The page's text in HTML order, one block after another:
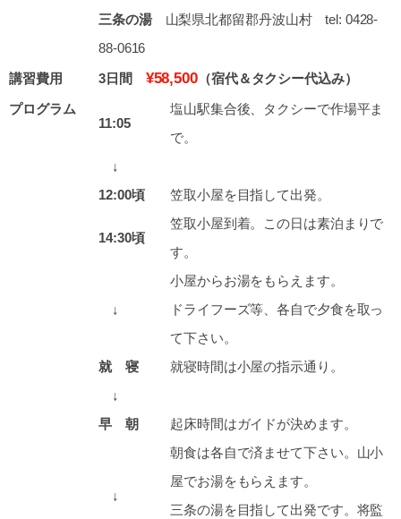
三条の湯 山梨県北都留郡丹波山村 tel: 0428-
88-0616
講習費用
3日間 ¥58,500（宿代＆タクシー代込み）
プログラム
11:05
塩山駅集合後、タクシーで作場平ま
で。
↓
12:00頃
笠取小屋を目指して出発。
14:30頃
笠取小屋到着。この日は素泊まりで
す。
↓
小屋からお湯をもらえます。
ドライフーズ等、各自で夕食を取っ
て下さい。
就 寝
就寝時間は小屋の指示通り。
↓
早 朝
起床時間はガイドが決めます。
↓
朝食は各自で済ませて下さい。山小
屋でお湯をもらえます。
三条の湯を目指して出発です。将監